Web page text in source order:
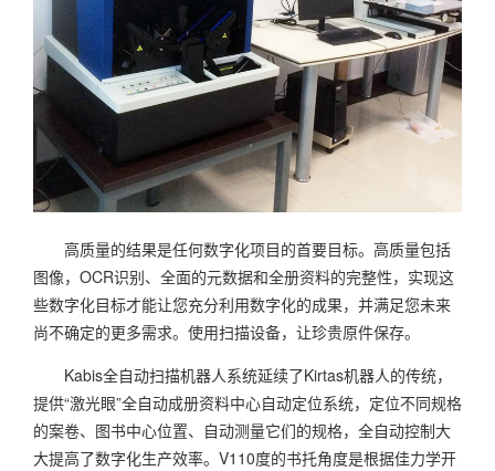
高质量的结果是任何数字化项目的首要目标。高质量包括
图像，OCR识别、全面的元数据和全册资料的完整性，实现这
些数字化目标才能让您充分利用数字化的成果，并满足您未来
尚不确定的更多需求。使用扫描设备，让珍贵原件保存。
Kabis全自动扫描机器人系统延续了Kirtas机器人的传统，
提供“激光眼”全自动成册资料中心自动定位系统，定位不同规格
的案卷、图书中心位置、自动测量它们的规格，全自动控制大
大提高了数字化生产效率。V110度的书托角度是根据佳力学开